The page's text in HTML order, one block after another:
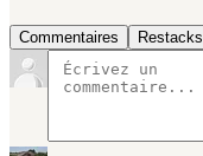
Commentaires Restacks